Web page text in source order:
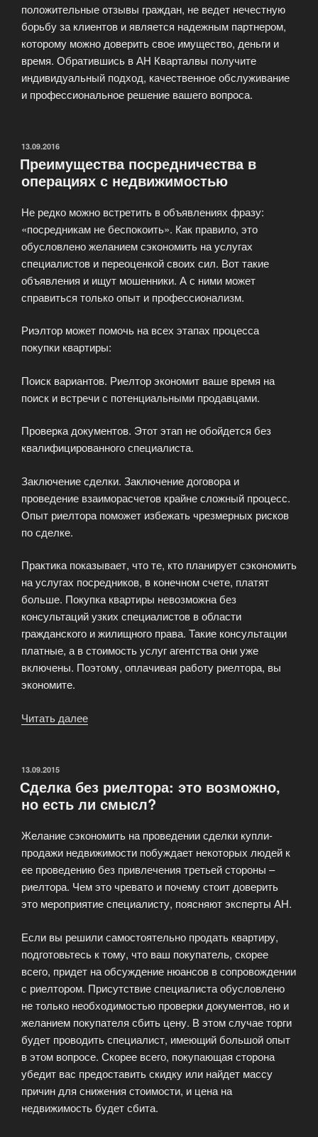
положительные отзывы граждан, не ведет нечестную
борьбу за клиентов и является надежным партнером,
которому можно доверить свое имущество, деньги и
время. Обратившись в АН Кварталвы получите
индивидуальный подход, качественное обслуживание
и профессиональное решение вашего вопроса.
ОПУБЛИКОВАНО
13.09.2016
Преимущества посредничества в
операциях с недвижимостью
Не редко можно встретить в объявлениях фразу:
«посредникам не беспокоить». Как правило, это
обусловлено желанием сэкономить на услугах
специалистов и переоценкой своих сил. Вот такие
объявления и ищут мошенники. А с ними может
справиться только опыт и профессионализм.
Риэлтор может помочь на всех этапах процесса
покупки квартиры:
Поиск вариантов. Риелтор экономит ваше время на
поиск и встречи с потенциальными продавцами.
Проверка документов. Этот этап не обойдется без
квалифицированного специалиста.
Заключение сделки. Заключение договора и
проведение взаиморасчетов крайне сложный процесс.
Опыт риелтора поможет избежать чрезмерных рисков
по сделке.
Практика показывает, что те, кто планирует сэкономить
на услугах посредников, в конечном счете, платят
больше. Покупка квартиры невозможна без
консультаций узких специалистов в области
гражданского и жилищного права. Такие консультации
платные, а в стоимость услуг агентства они уже
включены. Поэтому, оплачивая работу риелтора, вы
экономите.
Читать далее
с
недвижимостью»
ОПУБЛИКОВАНО
13.09.2015
Сделка без риелтора: это возможно,
но есть ли смысл?
Желание сэкономить на проведении сделки купли-
продажи недвижимости побуждает некоторых людей к
ее проведению без привлечения третьей стороны –
риелтора. Чем это чревато и почему стоит доверить
это мероприятие специалисту, поясняют эксперты АН.
Если вы решили самостоятельно продать квартиру,
подготовьтесь к тому, что ваш покупатель, скорее
всего, придет на обсуждение нюансов в сопровождении
с риелтором. Присутствие специалиста обусловлено
не только необходимостью проверки документов, но и
желанием покупателя сбить цену. В этом случае торги
будет проводить специалист, имеющий большой опыт
в этом вопросе. Скорее всего, покупающая сторона
убедит вас предоставить скидку или найдет массу
причин для снижения стоимости, и цена на
недвижимость будет сбита.